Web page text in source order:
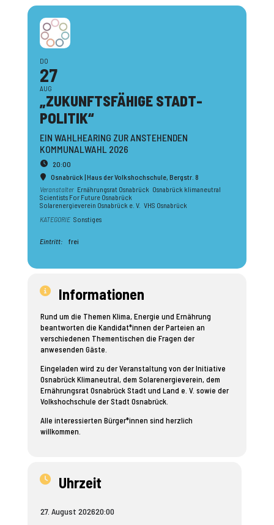
DO
27
AUG
„ZUKUNFTS­FÄHIGE STADT­
POLITIK“
EIN WAHLHEARING ZUR ANSTEHENDEN
KOMMUNALWAHL 2026
20:00
Osnabrück | Haus der Volkshochschule, Bergstr. 8
Veranstalter Ernährungsrat Osnabrück Osnabrück klimaneutral
Scientists For Future Osnabrück
Solarenergieverein Osnabrück e. V. VHS Osnabrück
KATEGORIE Sonstiges
Eintritt: frei
Informationen
Rund um die Themen Klima, Energie und Ernährung
beantworten die Kandidat*innen der Parteien an
verschiedenen Thementischen die Fragen der
anwesenden Gäste.
Eingeladen wird zu der Veranstaltung von der Initiative
Osnabrück Klimaneutral, dem Solarenergieverein, dem
Ernährungsrat Osnabrück Stadt und Land e. V. sowie der
Volkshochschule der Stadt Osnabrück.
Alle interessierten Bürger*innen sind herzlich
willkommen.
Uhrzeit
27. August 202620:00